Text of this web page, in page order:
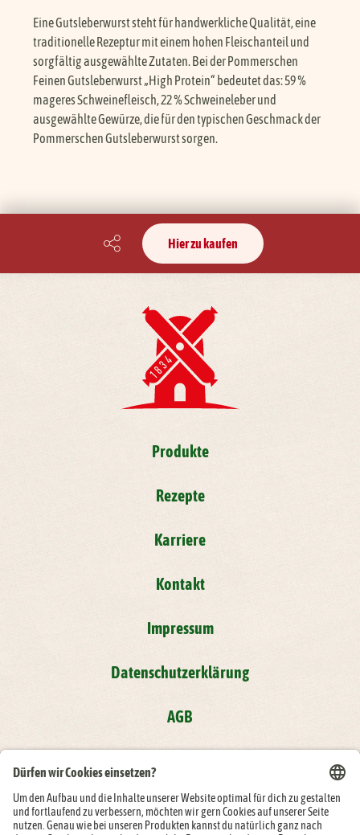
Eine Gutsleberwurst steht für handwerkliche Qualität, eine
traditionelle Rezeptur mit einem hohen Fleischanteil und
sorgfältig ausgewählte Zutaten. Bei der Pommerschen
Feinen Gutsleberwurst „High Protein“ bedeutet das: 59 %
mageres Schweinefleisch, 22 % Schweineleber und
ausgewählte Gewürze, die für den typischen Geschmack der
Pommerschen Gutsleberwurst sorgen.
Hier zu kaufen
Produkte
Rezepte
Karriere
Kontakt
Impressum
Datenschutzerklärung
AGB
Folge der Rügenwalder Mühle auf: